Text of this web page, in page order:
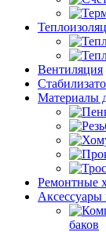
Вентиляция
Материалы
Ремонтные
баков